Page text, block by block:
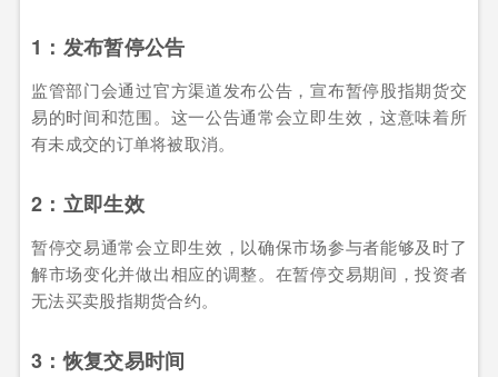
1：发布暂停公告
监管部门会通过官方渠道发布公告，宣布暂停股指期货交
易的时间和范围。这一公告通常会立即生效，这意味着所
有未成交的订单将被取消。
2：立即生效
暂停交易通常会立即生效，以确保市场参与者能够及时了
解市场变化并做出相应的调整。在暂停交易期间，投资者
无法买卖股指期货合约。
3：恢复交易时间